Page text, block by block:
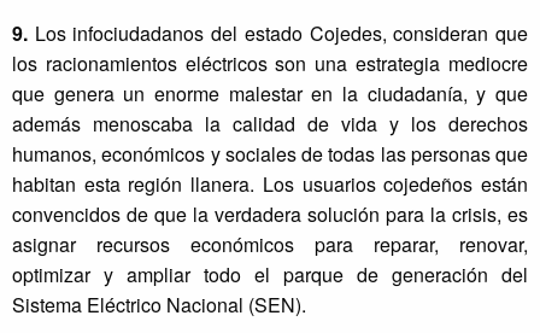
9. Los infociudadanos del estado Cojedes, consideran que
los racionamientos eléctricos son una estrategia mediocre
que genera un enorme malestar en la ciudadanía, y que
además menoscaba la calidad de vida y los derechos
humanos, económicos y sociales de todas las personas que
habitan esta región llanera. Los usuarios cojedeños están
convencidos de que la verdadera solución para la crisis, es
asignar recursos económicos para reparar, renovar,
optimizar y ampliar todo el parque de generación del
Sistema Eléctrico Nacional (SEN).